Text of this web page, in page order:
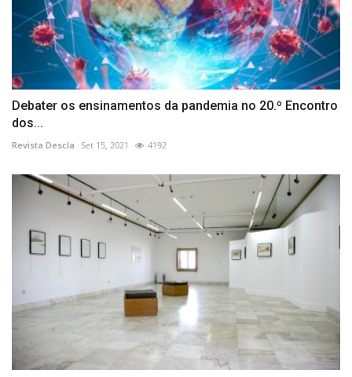
Debater os ensinamentos da pandemia no 20.º Encontro
dos...
Revista Descla Set 15, 2021 4192